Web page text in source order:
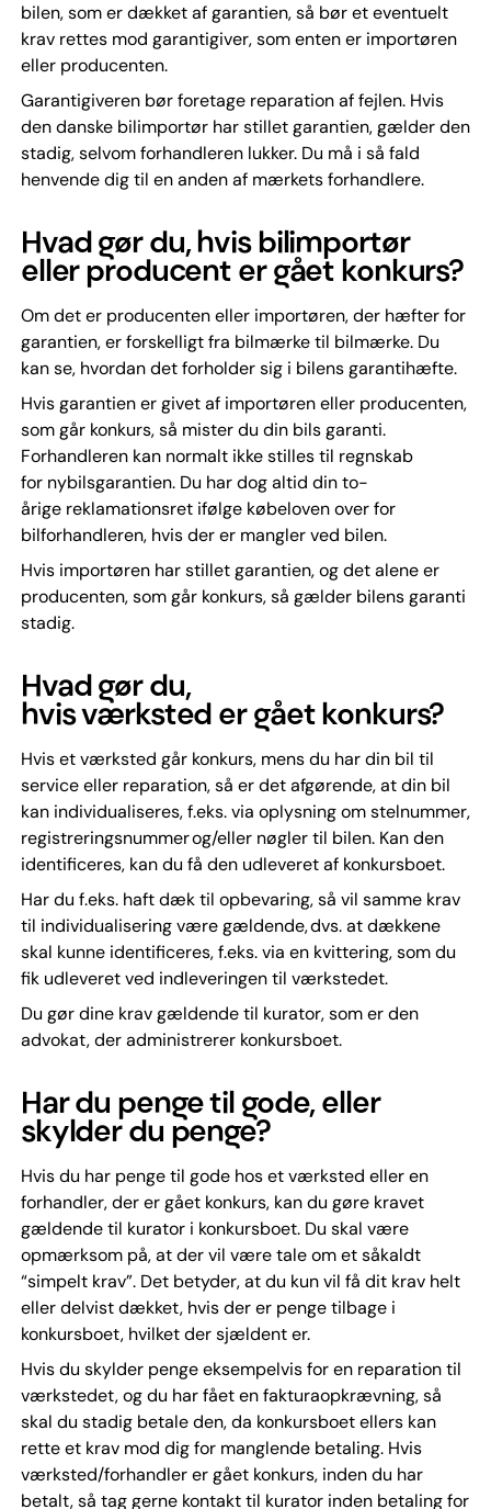
bilen, som er dækket af garantien, så bør et eventuelt
krav rettes mod garantigiver, som enten er importøren
eller producenten.
Garantigiveren bør foretage reparation af fejlen. Hvis
den danske bilimportør har stillet garantien, gælder den
stadig, selvom forhandleren lukker. Du må i så fald
henvende dig til en anden af mærkets forhandlere.
Hvad gør du, hvis bilimportør
eller producent er gået konkurs?
Om det er producenten eller importøren, der hæfter for
garantien, er forskelligt fra bilmærke til bilmærke. Du
kan se, hvordan det forholder sig i bilens garantihæfte.
Hvis garantien er givet af importøren eller producenten,
som går konkurs, så mister du din bils garanti.
Forhandleren kan normalt ikke stilles til regnskab
for nybilsgarantien. Du har dog altid din to-
årige reklamationsret ifølge købeloven over for
bilforhandleren, hvis der er mangler ved bilen.
Hvis importøren har stillet garantien, og det alene er
producenten, som går konkurs, så gælder bilens garanti
stadig.
Hvad gør du,
hvis værksted er gået konkurs?
Hvis et værksted går konkurs, mens du har din bil til
service eller reparation, så er det afgørende, at din bil
kan individualiseres, f.eks. via oplysning om stelnummer,
registreringsnummer og/eller nøgler til bilen. Kan den
identificeres, kan du få den udleveret af konkursboet.
Har du f.eks. haft dæk til opbevaring, så vil samme krav
til individualisering være gældende, dvs. at dækkene
skal kunne identificeres, f.eks. via en kvittering, som du
fik udleveret ved indleveringen til værkstedet.
Du gør dine krav gældende til kurator, som er den
advokat, der administrerer konkursboet.
Har du penge til gode, eller
skylder du penge?
Hvis du har penge til gode hos et værksted eller en
forhandler, der er gået konkurs, kan du gøre kravet
gældende til kurator i konkursboet. Du skal være
opmærksom på, at der vil være tale om et såkaldt
“simpelt krav”. Det betyder, at du kun vil få dit krav helt
eller delvist dækket, hvis der er penge tilbage i
konkursboet, hvilket der sjældent er.
Hvis du skylder penge eksempelvis for en reparation til
værkstedet, og du har fået en fakturaopkrævning, så
skal du stadig betale den, da konkursboet ellers kan
rette et krav mod dig for manglende betaling. Hvis
værksted/forhandler er gået konkurs, inden du har
betalt, så tag gerne kontakt til kurator inden betaling for